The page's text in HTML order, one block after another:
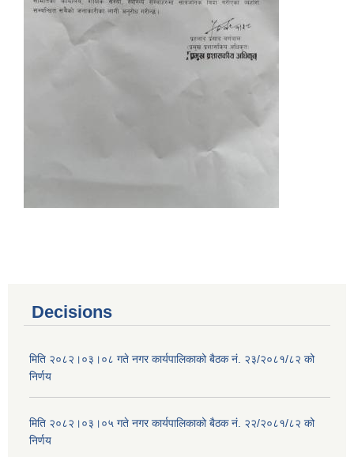
Decisions
मिति २०८२।०३।०८ गते नगर कार्यपालिकाको बैठक नं. २३/२०८१/८२ को
निर्णय
मिति २०८२।०३।०५ गते नगर कार्यपालिकाको बैठक नं. २२/२०८१/८२ को
निर्णय